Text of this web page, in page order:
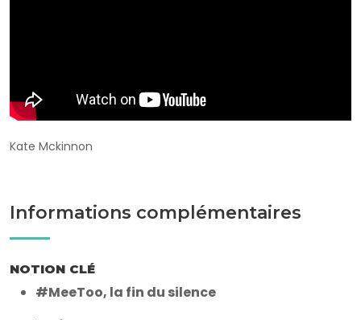
Kate Mckinnon
Informations complémentaires
NOTION CLÉ
#MeeToo, la fin du silence